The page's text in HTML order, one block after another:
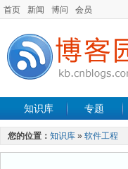
首页 新闻 博问 会员
知识库 专题
手机开发 软件工程
最新文章
您的位置： 知识库 » 软件工程